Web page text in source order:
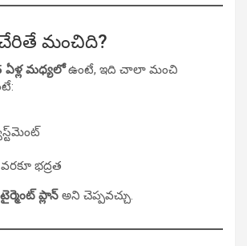
చేరితే మంచిది?
ఏళ్ల మధ్యలోఉంటే, ఇది చాలా మంచి
భద్రత
ప్లాన్ అని చెప్పవచ్చు.